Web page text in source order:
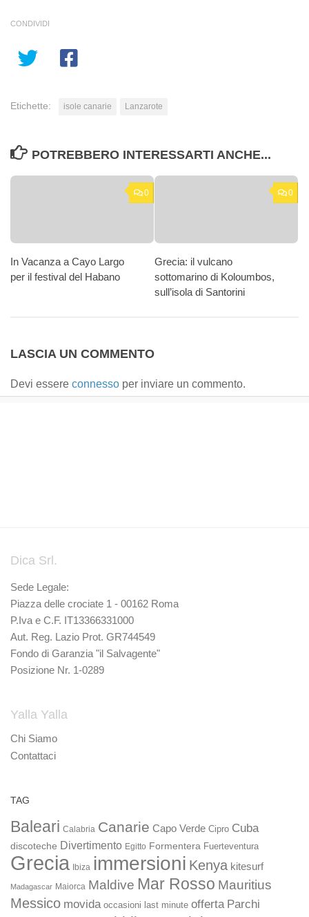
CONDIVIDI
Etichette: isole canarie Lanzarote
POTREBBERO INTERESSARTI ANCHE...
0
In Vacanza a Cayo Largo
per il festival del Habano
0
Grecia: il vulcano
sottomarino di Koloumbos,
sull’isola di Santorini
LASCIA UN COMMENTO
Devi essere connesso per inviare un commento.
Dica Srl.
Sede Legale:
Piazza delle crociate 1 - 00162 Roma
P.Iva e C.F. IT13366331000
Aut. Reg. Lazio Prot. GR744549
Fondo di Garanzia "il Salvagente"
Posizione Nr. 1-0289
Yalla Yalla
Chi Siamo
Contattaci
TAG
Baleari Calabria Canarie Capo Verde Cipro Cuba
discoteche Divertimento Egitto Formentera Fuerteventura
Grecia Ibiza immersioni Kenya kitesurf
Madagascar Maiorca Maldive Mar Rosso Mauritius
Messico movida occasioni last minute offerta Parchi